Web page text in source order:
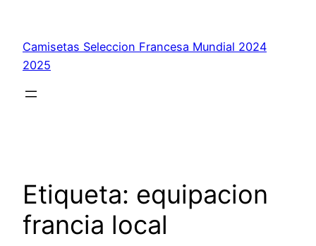
contenido
Camisetas Seleccion Francesa Mundial 2024
2025
Etiqueta: equipacion
francia local